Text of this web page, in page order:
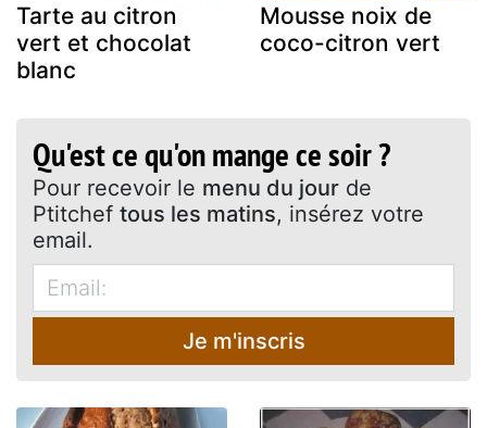
Tarte au citron
vert et chocolat
blanc
Mousse noix de
coco-citron vert
Qu'est ce qu'on mange ce soir ?
Pour recevoir le menu du jour de
Ptitchef tous les matins, insérez votre
email.
Je m'inscris